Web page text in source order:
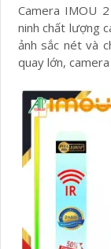
Camera IMOU
ninh chất lượng
ảnh sắc nét và
quay lớn,